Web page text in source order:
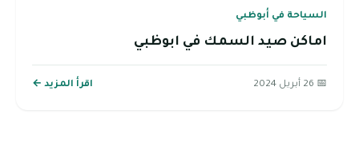
السياحة في أبوظبي
اماكن صيد السمك في ابوظبي
📅 26 أبريل 2024 اقرأ المزيد ←